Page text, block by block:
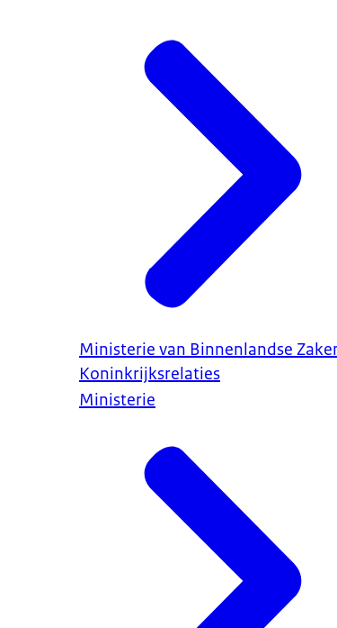
Ministerie van Binnenlandse
Koninkrijksrelaties
Ministerie